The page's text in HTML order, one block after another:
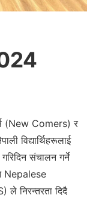
(New Comers) र
विद्यार्थिहरूलाई
संचालन गर्ने
Nepalese
निरन्तरता दिदै